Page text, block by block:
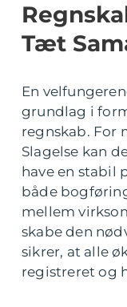
Tæt
En
grundlag i
regnskab. For
Slagelse kan
have en stabil
både
mellem
skabe den
sikrer, at alle
registreret og